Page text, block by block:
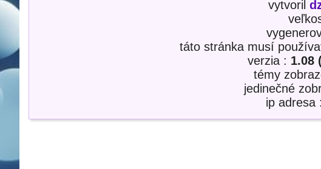
vytvoril
táto stránka musí
verzia : 1.08
témy
jedinečné
ip adresa :